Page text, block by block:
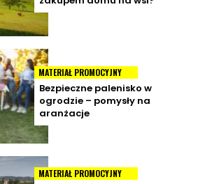
MATERIAŁ PROMOCYJNY
Bezpieczne palenisko w
ogrodzie – pomysły na
aranżacje
MATERIAŁ PROMOCYJNY